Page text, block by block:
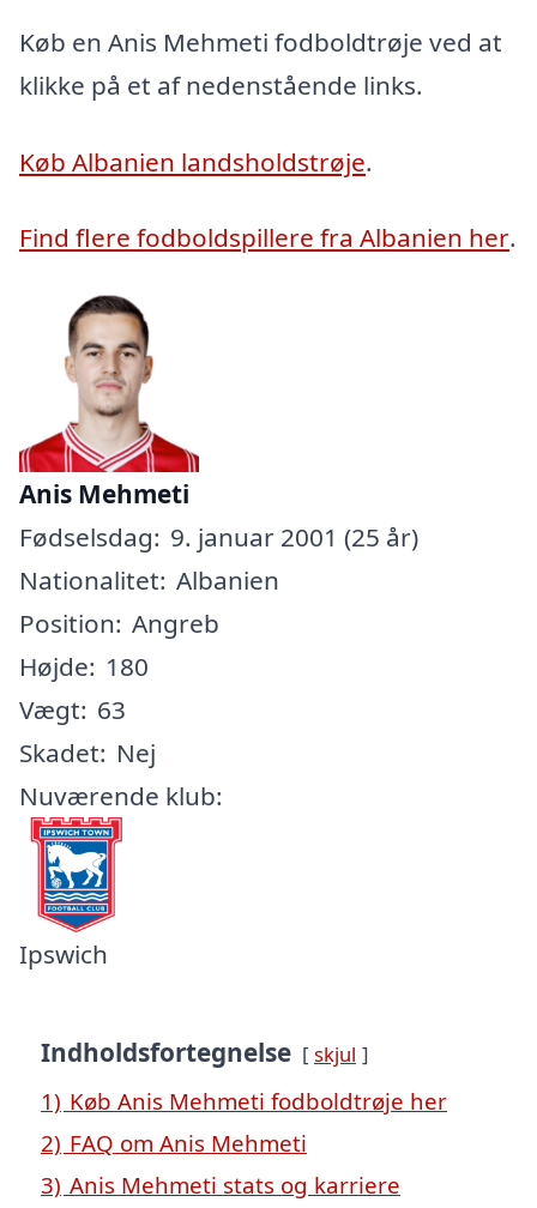
Køb en Anis Mehmeti fodboldtrøje ved at
klikke på et af nedenstående links.
Køb Albanien landsholdstrøje.
Find flere fodboldspillere fra Albanien her.
Anis Mehmeti
Fødselsdag: 9. januar 2001 (25 år)
Nationalitet: Albanien
Position: Angreb
Højde: 180
Vægt: 63
Skadet: Nej
Nuværende klub:
Ipswich
Indholdsfortegnelse skjul
1) Køb Anis Mehmeti fodboldtrøje her
2) FAQ om Anis Mehmeti
3) Anis Mehmeti stats og karriere